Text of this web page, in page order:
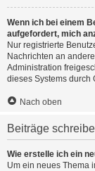
Wenn ich bei einem
aufgefordert, mich
Nur registrierte
Nachrichten an
Administration
dieses Systems durch
Nach oben
Beiträge
Wie erstelle ich ein
Um ein neues Thema